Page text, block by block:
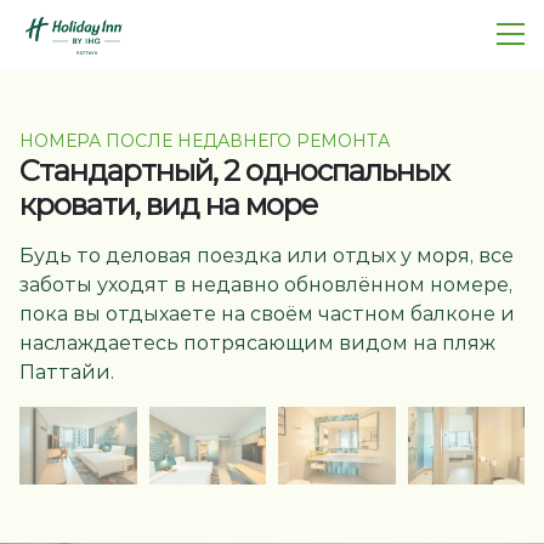
НОМЕРА ПОСЛЕ НЕДАВНЕГО РЕМОНТА
Стандартный, 2 односпальных
кровати, вид на море
Будь то деловая поездка или отдых у моря, все
заботы уходят в недавно обновлённом номере,
пока вы отдыхаете на своём частном балконе и
наслаждаетесь потрясающим видом на пляж
Паттайи.